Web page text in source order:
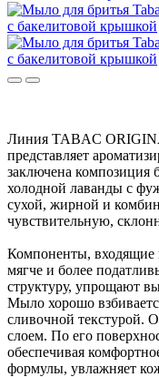
Линия TABAC
представляет
заключена композиция
холодной лаванды с
сухой, жирной и
чувствительную,
Компоненты, входящие
мягче и более
структуру, упрощают
Мыло хорошо
сливочной текстурой.
слоем. По его
обеспечивая
формулы, увлажняет